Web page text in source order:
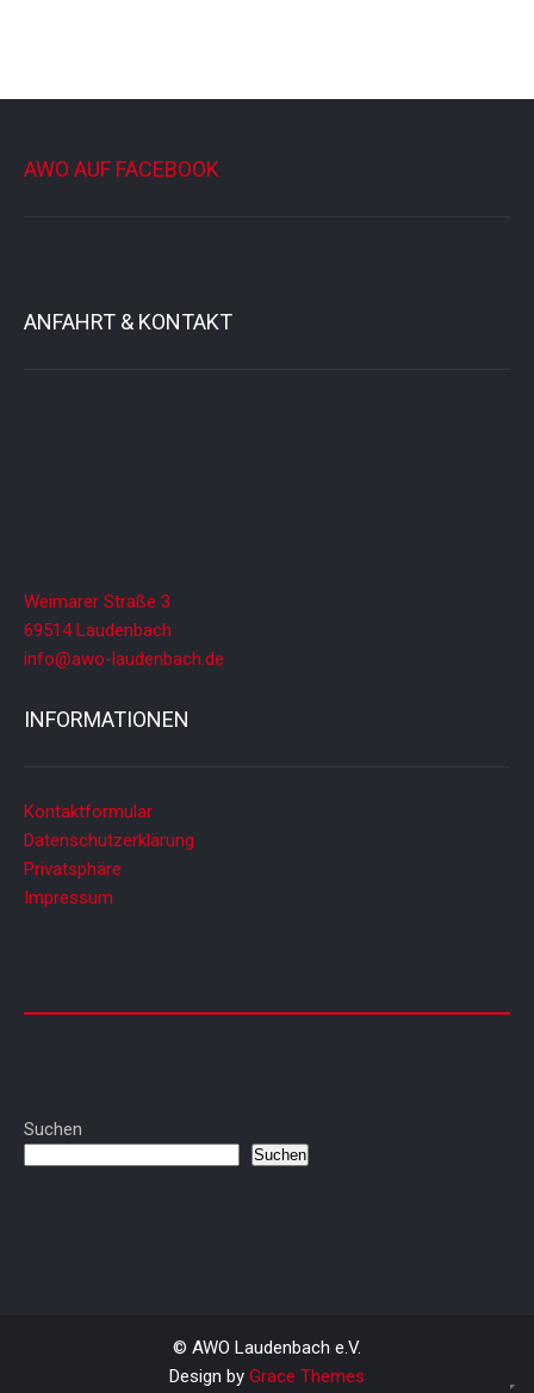
AWO AUF FACEBOOK
ANFAHRT & KONTAKT
Weimarer Straße 3
69514 Laudenbach
info@awo-laudenbach.de
INFORMATIONEN
Kontaktformular
Datenschutzerklärung
Privatsphäre
Impressum
Suchen
Suchen
© AWO Laudenbach e.V.
Design by Grace Themes